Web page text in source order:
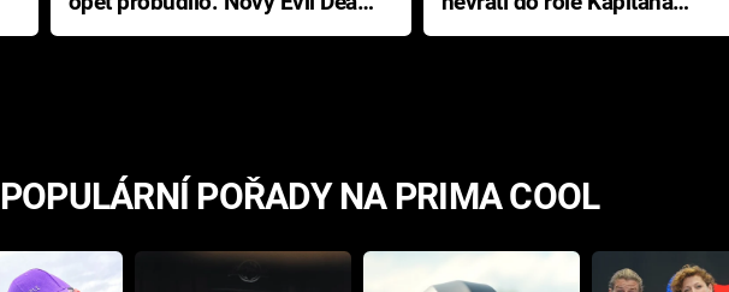
přichází s neodolatelnou
Ameriky
POPULÁRNÍ POŘADY NA PRIMA COOL